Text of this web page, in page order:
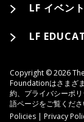
LF イベン
LF
Copyright © 2026
Foundationはさまざ
約、プライバシーポ
語ページをご覧くださ
Policies | Privacy